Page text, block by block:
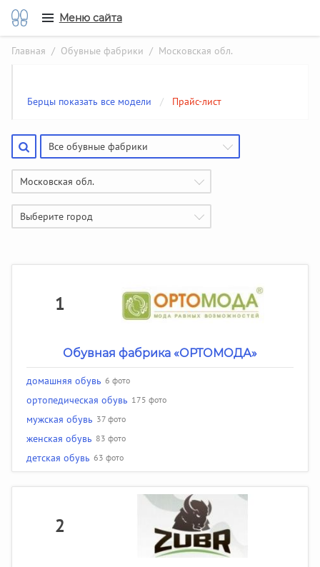
Меню сайта
Главная / Обувные фабрики / Московская обл.
Берцы показать все модели / Прайс-лист
Все обувные фабрики
Московская обл.
Выберите город
1
Обувная фабрика «ОРТОМОДА»
домашняя обувь 6 фото
ортопедическая обувь 175 фото
мужская обувь 37 фото
женская обувь 83 фото
детская обувь 63 фото
2